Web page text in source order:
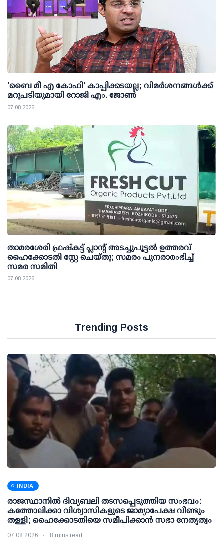
'ബൈ മീ എ കോഫി' കാപ്പിക്കടയല്ല; വിമര്‍ശനങ്ങള്‍ക്ക്
മറുപടിയുമായി റോജി എം. ജോണ്‍
07 08 2026
താമരശേരി ഫ്രഷ്കട്ട് പ്ലാന്റ് അടച്ചുപൂട്ടൽ ഉത്തരവ്
ഹൈക്കോടതി സ്റ്റേ ചെയ്തു; സമരം പുനരാരംഭിച്ച്
സമര സമിതി
07 08 2026
Trending Posts
INDIA
രാജസ്ഥാനിൽ ദിവ്യബലി തടസപ്പെടുത്തിയ സംഭവം:
കത്തോലിക്കാ വിശ്വാസികളുടെ ജാമ്യാപേക്ഷ വീണ്ടും
തള്ളി; ഹൈക്കോടതിയെ സമീപിക്കാൻ സഭാ നേതൃത്വം
07 08 2026 8 mins read